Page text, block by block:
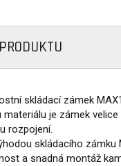
skládací zámek
materiálu je zámek velice
rozpojení.
skládacího zámku
a snadná montáž